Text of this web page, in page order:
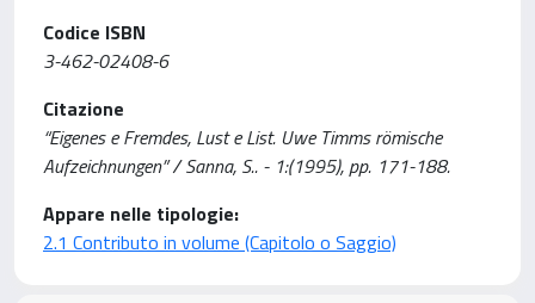
Codice ISBN
3-462-02408-6
Citazione
“Eigenes e Fremdes, Lust e List. Uwe Timms römische
Aufzeichnungen” / Sanna, S.. - 1:(1995), pp. 171-188.
Appare nelle tipologie:
2.1 Contributo in volume (Capitolo o Saggio)